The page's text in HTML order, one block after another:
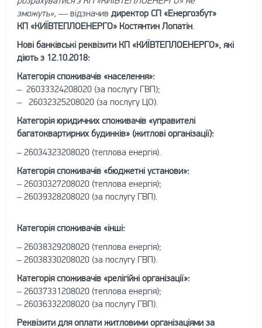
зможуть», — відзначив директор СП «Енергозбут»
КП «КИЇВТЕПЛОЕНЕРГО» Костянтин Лопатін.
Нові банківські реквізити КП «КИЇВТЕПЛОЕНЕРГО», які
діють з 12.10.2018:
Категорія споживачів «населення»:
– 26033324208020 (за послугу ГВП);
– 26032325208020 (за послугу ЦО).
Категорія юридичних споживачів «управителі
багатоквартирних будинків» (житлові організації):
– 26034323208020 (теплова енергія).
Категорія споживачів «бюджетні установи»:
– 26030327208020 (теплова енергія);
– 26039328208020 (за послугу ГВП).
Категорія споживачів «інші:
– 26038329208020 (теплова енергія);
– 26038330208020 (за послугу ГВП).
Категорія споживачів «релігійні організації»:
– 26037331208020 (теплова енергія);
– 26036332208020 (за послугу ГВП).
Реквізити для оплати житловими організаціями за